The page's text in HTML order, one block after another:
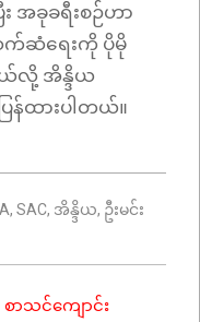
း အခုခရီးစဉ်ဟာ
ဆံရေးကို ပိုမို
ယ်လို့ အိန္ဒိယ
ြန်ထားပါတယ်။
, SAC, အိန္ဒိယ, ဦးမင်း
ာသင်ကျောင်း